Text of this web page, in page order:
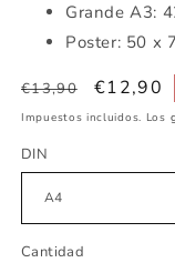
Grande A3:
Poster: 50 x
Precio
habitual
€13,90
Precio
de
€12,90
Impuestos incluidos. Los
DIN
Cantidad